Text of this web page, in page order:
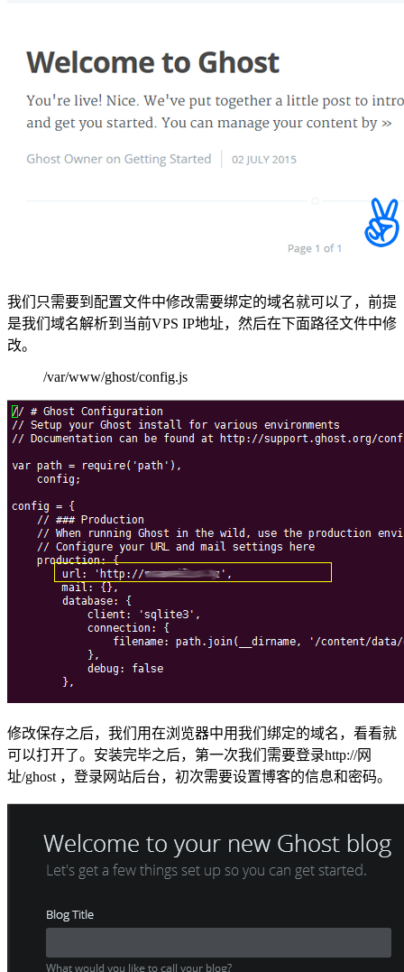
我们只需要到配置文件中修改需要绑定的域名就可以了，前提
是我们域名解析到当前VPS IP地址，然后在下面路径文件中修
改。
/var/www/ghost/config.js
修改保存之后，我们用在浏览器中用我们绑定的域名，看看就
可以打开了。安装完毕之后，第一次我们需要登录http://网
址/ghost ，登录网站后台，初次需要设置博客的信息和密码。